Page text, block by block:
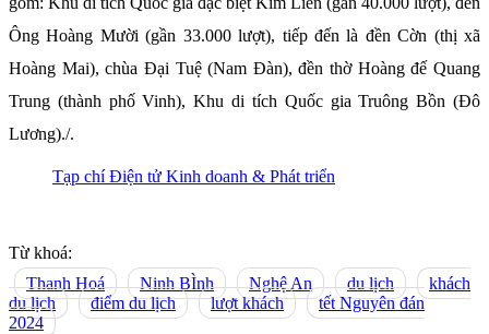
Ông Hoàng Mười (gần 33.000 lượt), tiếp đến là đền Cờn (thị xã
Hoàng Mai), chùa Đại Tuệ (Nam Đàn), đền thờ Hoàng đế Quang
Trung (thành phố Vinh), Khu di tích Quốc gia Truông Bồn (Đô
Lương)./.
Tạp chí Điện tử Kinh doanh & Phát triển
Từ khoá:
Thanh Hoá
Ninh BÌnh Nghệ An du lịch
khách
du lịch
điểm du lịch lượt khách
tết Nguyên đán
2024